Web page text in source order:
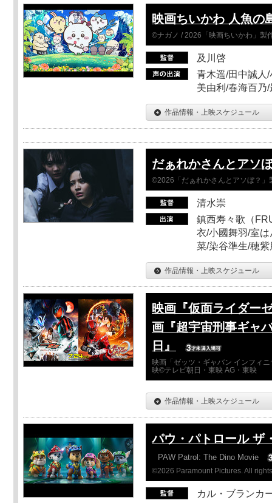
映画ちいかわ 人魚の
©ナガノ / 2026「映画ちいかわ」製
及川啓
青木遥/田中誠人
美由利/春海百乃
作品情報・上映スケジュール
だぁれかさんとアソ
©2026「だぁれかさんとアソぼ？」
清水崇
鎮西寿々歌（
衣/小國舞羽/室
菜/染谷準生/穂
作品情報・上映スケジュール
映画『仮面ライダー
画『超宇宙刑事ギャ
日』
映画「ゼッツ・ギャバン インフィ
映©テレビ朝日・東映 AG・東映
作品情報・上映スケジュール
パウ・パトロール ザ
PAW Patrol: The Dino Movie
©2026 Paramount Pictures. All
カル・ブランカ